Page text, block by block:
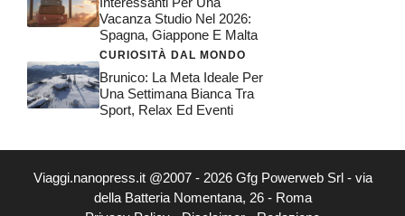
Vacanza Studio Nel 2026:
Spagna, Giappone E Malta
CURIOSITÀ DAL MONDO
Brunico: La Meta Ideale Per
Una Settimana Bianca Tra
Sport, Relax Ed Eventi
Viaggi.nanopress.it @2007 - 2026 Gfg Powerweb Srl - via
della Batteria Nomentana, 26 - Roma